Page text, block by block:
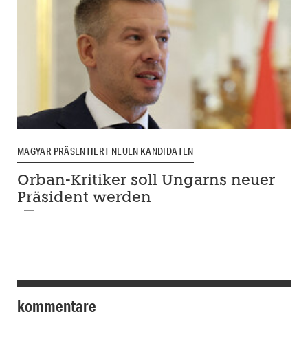
MAGYAR PRÄSENTIERT NEUEN KANDIDATEN
Orban-Kritiker soll Ungarns neuer
Präsident werden
kommentare